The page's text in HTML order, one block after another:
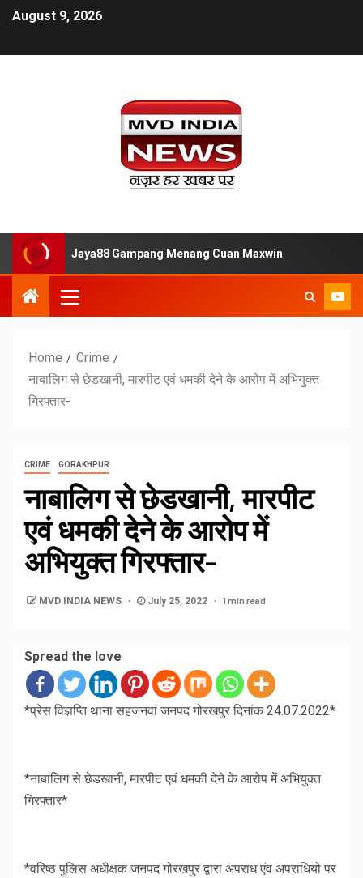
August 9, 2026
Slot Jaya88 Gampang Menang Cuan Maxwin
Home
Crime
नाबालिग से छेडखानी, मारपीट एवं धमकी देने के आरोप में अभियुक्त
गिरफ्तार-
CRIME GORAKHPUR
नाबालिग से छेडखानी, मारपीट
एवं धमकी देने के आरोप में
अभियुक्त गिरफ्तार-
MVD INDIA NEWS July 25, 2022 1 min read
Spread the love
*प्रेस विज्ञप्ति थाना सहजनवां जनपद गोरखपुर दिनांक 24.07.2022*
*नाबालिग से छेडखानी, मारपीट एवं धमकी देने के आरोप में अभियुक्त
गिरफ्तार*
*वरिष्ठ पुलिस अधीक्षक जनपद गोरखपुर द्वारा अपराध एंव अपराधियो पर